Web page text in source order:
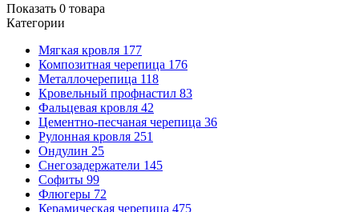
Показать 0 товара
Категории
Мягкая кровля 177
Композитная черепица 176
Металлочерепица 118
Кровельный профнастил 83
Фальцевая кровля 42
Цементно-песчаная черепица 36
Рулонная кровля 251
Ондулин 25
Снегозадержатели 145
Софиты 99
Флюгеры 72
Керамическая черепица 475